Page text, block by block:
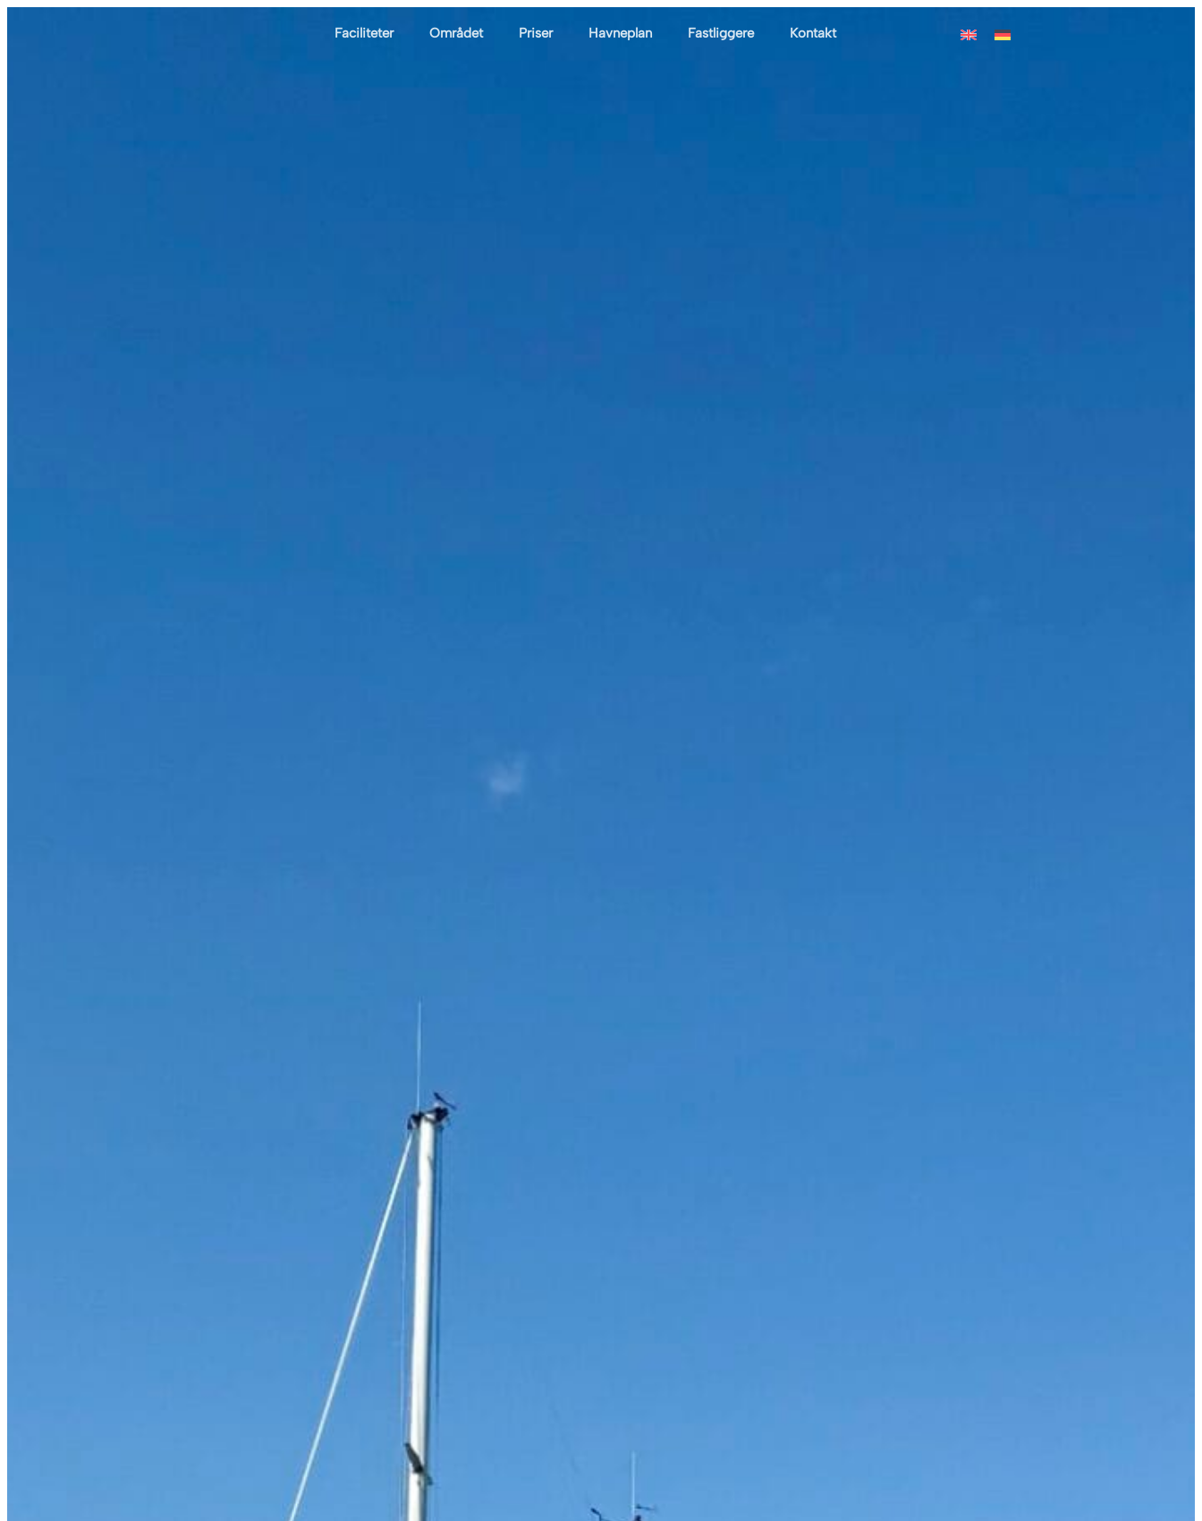
Faciliteter Området Priser Havneplan Fastliggere Kontakt